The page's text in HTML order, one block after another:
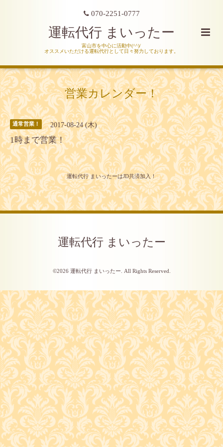
070-2251-0777
運転代行 まいったー
富山市を中心に活動中(^^)/
オススメいただける運転代行として日々努力しております。
営業カレンダー！
通常営業！ 2017-08-24 (木)
1時まで営業！
運転代行 まいったーはJD共済加入！
運転代行 まいったー
©2026 運転代行 まいったー . All Rights Reserved.